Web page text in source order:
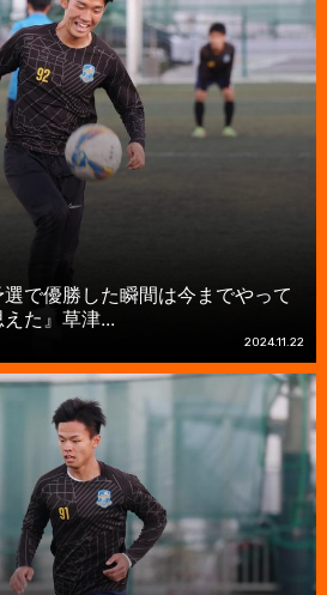
選で優勝した瞬間は今までやって
た』草津...
2024.11.22